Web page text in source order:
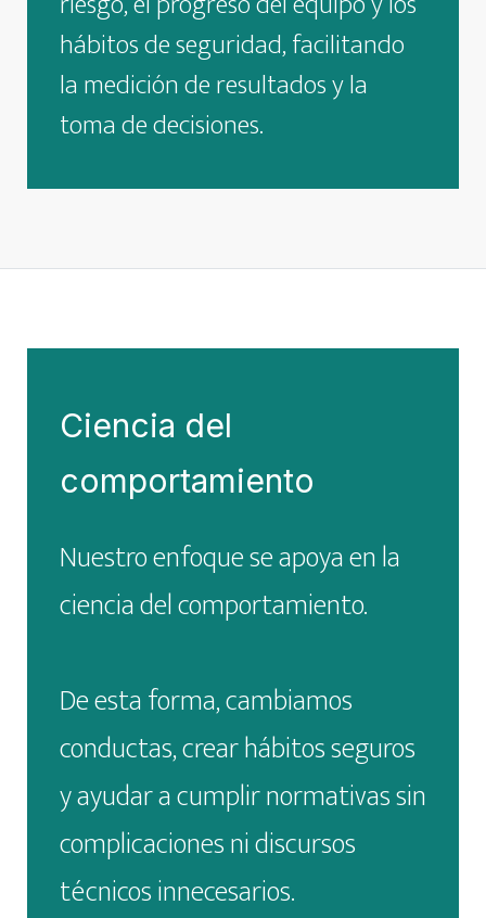
hábitos de seguridad, facilitando
la medición de resultados y la
toma de decisiones.
Ciencia del
comportamiento
Nuestro enfoque se apoya en la
ciencia del comportamiento.
De esta forma, cambiamos
conductas, crear hábitos seguros
y ayudar a cumplir normativas sin
complicaciones ni discursos
técnicos innecesarios.